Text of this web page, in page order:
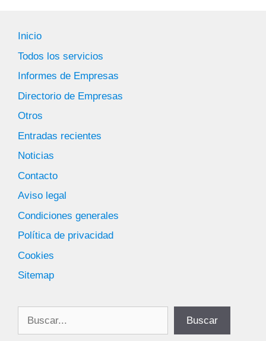
Inicio
Todos los servicios
Informes de Empresas
Directorio de Empresas
Otros
Entradas recientes
Noticias
Contacto
Aviso legal
Condiciones generales
Política de privacidad
Cookies
Sitemap
Buscar